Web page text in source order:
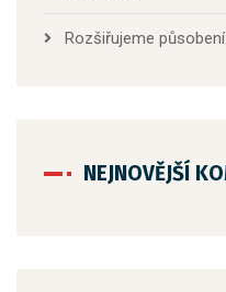
Rozšiřujeme
NEJNOVĚJŠÍ